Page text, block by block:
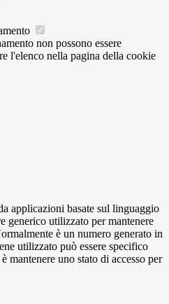
non possono essere
l'elenco nella pagina della cookie
applicazioni basate sul linguaggio
generico utilizzato per mantenere
è un numero generato in
utilizzato può essere specifico
mantenere uno stato di accesso per